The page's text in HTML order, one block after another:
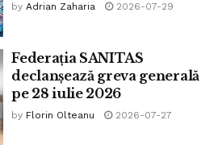
by Adrian Zaharia 2026-07-29
Federația SANITAS
declanșează greva generală
pe 28 iulie 2026
by Florin Olteanu 2026-07-27